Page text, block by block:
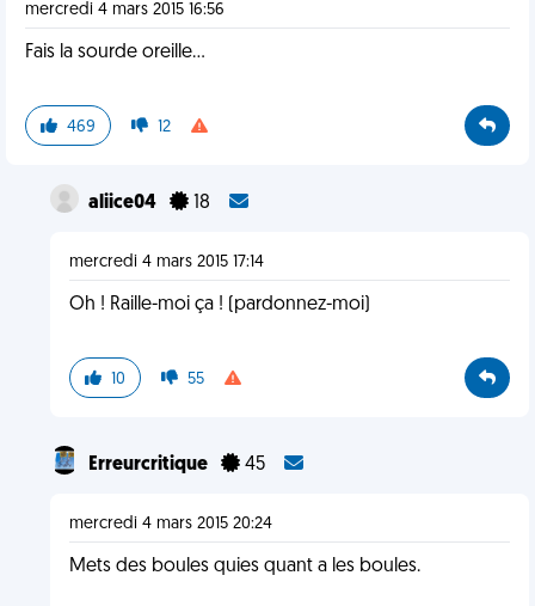
mercredi 4 mars 2015 16:56
Fais la sourde oreille...
469 12
aliice04 18
mercredi 4 mars 2015 17:14
Oh ! Raille-moi ça ! (pardonnez-moi)
10 55
Erreurcritique 45
mercredi 4 mars 2015 20:24
Mets des boules quies quant a les boules.